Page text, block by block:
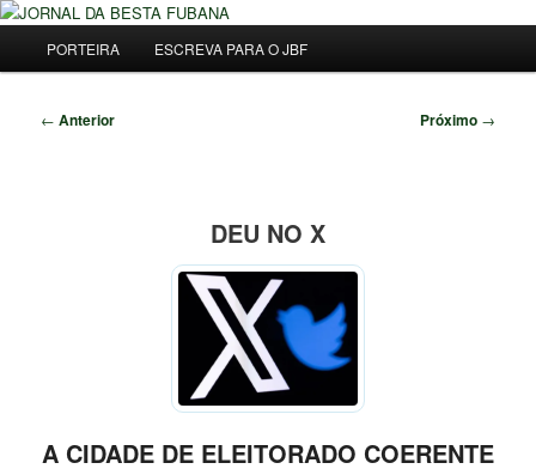
Pular
principal
JORNAL DA BESTA FUBANA
Uma Gazeta Escrota
principal
PORTEIRA ESCREVA PARA O JBF
Navegação
← Anterior Próximo →
DEU NO X
A CIDADE DE ELEITORADO COERENTE